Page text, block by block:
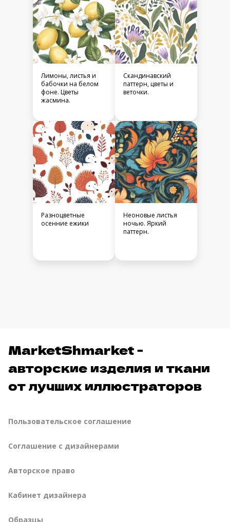
Лимоны, листья и
бабочки на белом
фоне. Цветы
жасмина.
Скандинавский
паттерн, цветы и
веточки.
Разноцветные
осенние ежики
Неоновые листья
ночью. Яркий
паттерн.
MarketShmarket -
авторские изделия и ткани
от лучших иллюстраторов
Пользовательское соглашение
Соглашение с дизайнерами
Авторское право
Кабинет дизайнера
Образцы